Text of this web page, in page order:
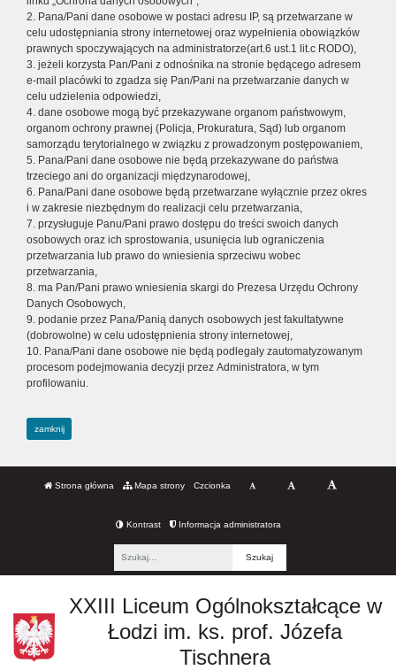
2. Pana/Pani dane osobowe w postaci adresu IP, są przetwarzane w
celu udostępniania strony internetowej oraz wypełnienia obowiązków
prawnych spoczywających na administratorze(art.6 ust.1 lit.c RODO),
3. jeżeli korzysta Pan/Pani z odnośnika na stronie będącego adresem
e-mail placówki to zgadza się Pan/Pani na przetwarzanie danych w
celu udzielenia odpowiedzi,
4. dane osobowe mogą być przekazywane organom państwowym,
organom ochrony prawnej (Policja, Prokuratura, Sąd) lub organom
samorządu terytorialnego w związku z prowadzonym postępowaniem,
5. Pana/Pani dane osobowe nie będą przekazywane do państwa
trzeciego ani do organizacji międzynarodowej,
6. Pana/Pani dane osobowe będą przetwarzane wyłącznie przez okres
i w zakresie niezbędnym do realizacji celu przetwarzania,
7. przysługuje Panu/Pani prawo dostępu do treści swoich danych
osobowych oraz ich sprostowania, usunięcia lub ograniczenia
przetwarzania lub prawo do wniesienia sprzeciwu wobec
przetwarzania,
8. ma Pan/Pani prawo wniesienia skargi do Prezesa Urzędu Ochrony
Danych Osobowych,
9. podanie przez Pana/Panią danych osobowych jest fakultatywne
(dobrowolne) w celu udostępnienia strony internetowej,
10. Pana/Pani dane osobowe nie będą podlegały zautomatyzowanym
procesom podejmowania decyzji przez Administratora, w tym
profilowaniu.
zamknij
Strona główna Mapa strony Czcionka
Kontrast Informacja administratora
XXIII Liceum Ogólnokształcące w
Łodzi im. ks. prof. Józefa
Tischnera